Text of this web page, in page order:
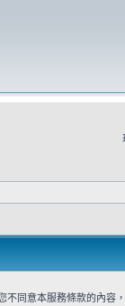
不同意本服務條款的內容